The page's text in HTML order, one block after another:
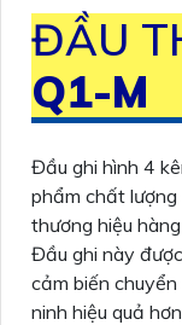
ĐẦU
Q1-M
Đầu ghi hình 4
phẩm chất lượng
thương hiệu
Đầu ghi này
cảm biến
ninh hiệu quả hơn.